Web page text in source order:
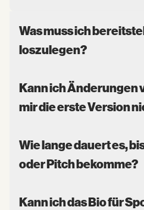
Was muss ich
loszulegen?
Kann ich Änderungen
mir die erste Version
Wie lange dauert es,
oder Pitch bekomme?
Kann ich das Bio für